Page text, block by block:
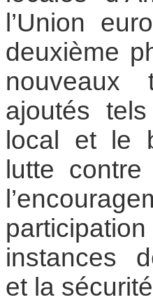
l’Union
deuxième
ajoutés
local et le
lutte
instances
et la